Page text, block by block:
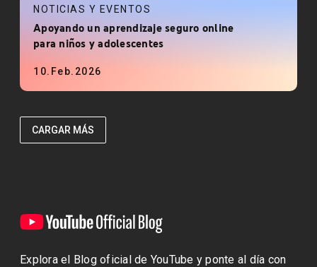
NOTICIAS Y EVENTOS
Apoyando un aprendizaje seguro online
para niños y adolescentes
10.Feb.2026
CARGAR MÁS
Explora el Blog oficial de YouTube y ponte al día con